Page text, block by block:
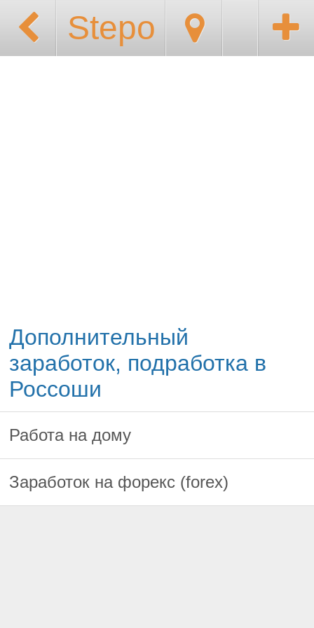
Stepo
Дополнительный
заработок, подработка в
Россоши
Работа на дому
Заработок на форекс (forex)